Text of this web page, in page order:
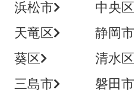
浜松市 中央区
天竜区
静岡市
葵区
清水区
三島市
磐田市